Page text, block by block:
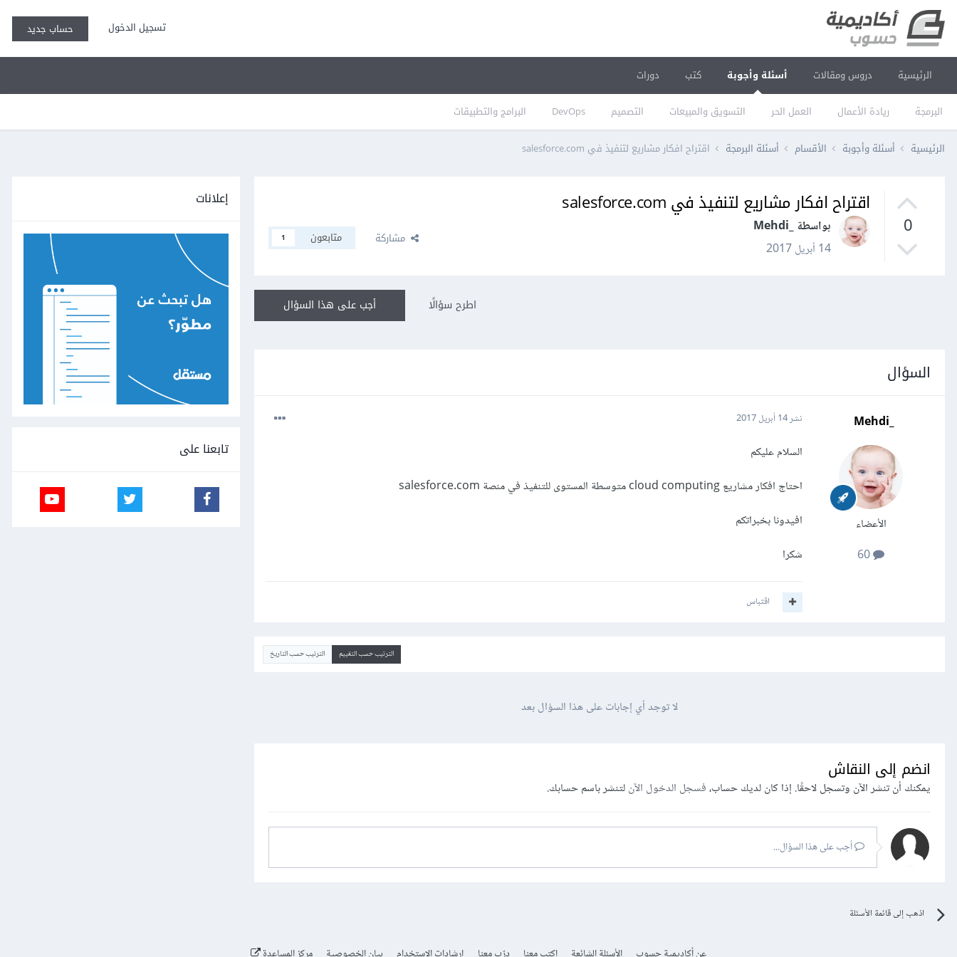
تسجيل الدخول حساب جديد
الرئيسية دروس ومقالات أسئلة وأجوبة
البرمجة ريادة الأعمال العمل الحر التسويق والمبيعات التصميم DevOps البرامج والتطبيقات
كتب دورات
الرئيسية أسئلة وأجوبة الأقسام أسئلة البرمجة اقتراح افكار مشاريع لتنفيذ في salesforce.com
0
اقتراح افكار مشاريع لتنفيذ في salesforce.com
بواسطة _Mehdi
14 أبريل 2017
مشاركة متابعون 1
أجب على هذا السؤال اطرح سؤالًا
السؤال
_Mehdi
الأعضاء
نشر14 أبريل 2017
السلام عليكم
احتاج افكار مشاريع cloud computing متوسطة المستوى للتنفيذ في منصة salesforce.com
افيدونا بخبراتكم
شكرا
اقتباس
الترتيب حسب التقييم الترتيب حسب التاريخ
لا توجد أي إجابات على هذا السؤال بعد
انضم إلى النقاش
يمكنك أن تنشر الآن وتسجل لاحقًا. إذا كان لديك حساب،فسجل الدخول الآنلتنشر باسم حسابك.
أجب على هذا السؤال...
اذهب إلى قائمة الأسئلة
إعلانات
تابعنا على